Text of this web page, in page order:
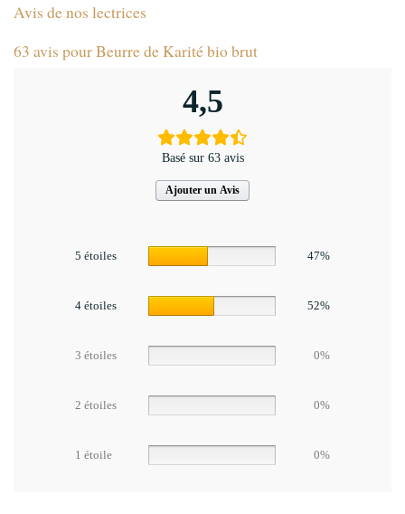
Avis de nos lectrices
63 avis pourBeurre de Karité bio brut
4,5
Basé sur 63 avis
Ajouter un Avis
5 étoiles 47%
4 étoiles 52%
3 étoiles 0%
2 étoiles 0%
1 étoile 0%